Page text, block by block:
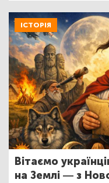
ІСТОРІЯ
Вітаємо
на Землі — з